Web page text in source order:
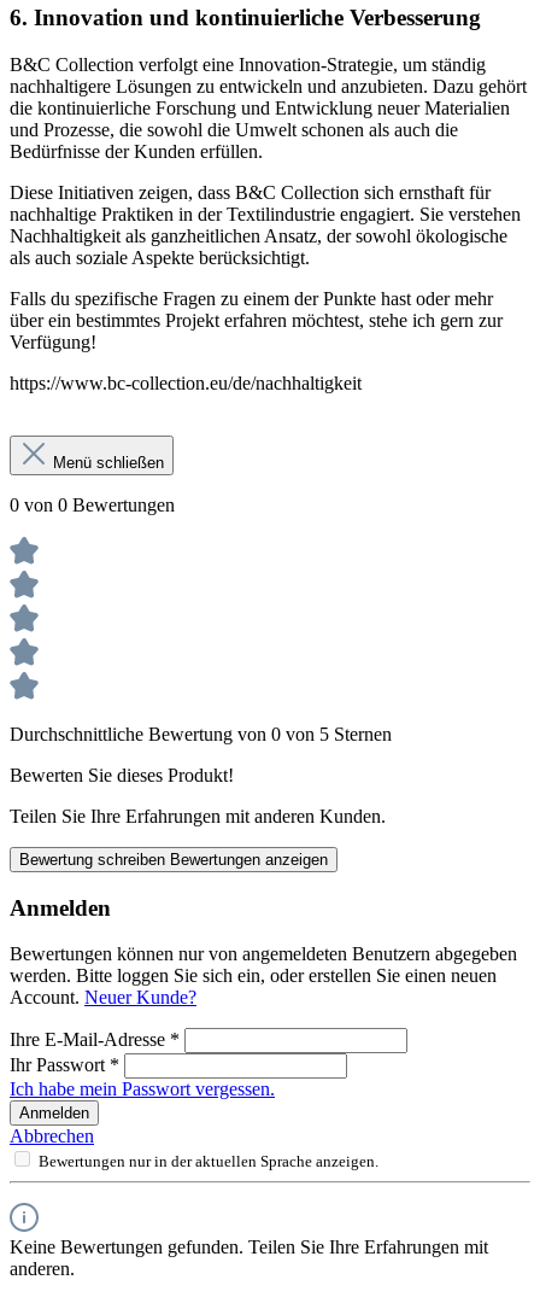
6. Innovation und kontinuierliche Verbesserung
B&C Collection verfolgt eine Innovation-Strategie, um ständig
nachhaltigere Lösungen zu entwickeln und anzubieten. Dazu gehört
die kontinuierliche Forschung und Entwicklung neuer Materialien
und Prozesse, die sowohl die Umwelt schonen als auch die
Bedürfnisse der Kunden erfüllen.
Diese Initiativen zeigen, dass B&C Collection sich ernsthaft für
nachhaltige Praktiken in der Textilindustrie engagiert. Sie verstehen
Nachhaltigkeit als ganzheitlichen Ansatz, der sowohl ökologische
als auch soziale Aspekte berücksichtigt.
Falls du spezifische Fragen zu einem der Punkte hast oder mehr
über ein bestimmtes Projekt erfahren möchtest, stehe ich gern zur
Verfügung!
https://www.bc-collection.eu/de/nachhaltigkeit
Menü schließen
0 von 0 Bewertungen
Durchschnittliche Bewertung von 0 von 5 Sternen
Bewerten Sie dieses Produkt!
Teilen Sie Ihre Erfahrungen mit anderen Kunden.
Bewertung schreiben Bewertungen anzeigen
Anmelden
Bewertungen können nur von angemeldeten Benutzern abgegeben
werden. Bitte loggen Sie sich ein, oder erstellen Sie einen neuen
Account. Neuer Kunde?
Ihre E-Mail-Adresse *
Ihr Passwort *
Ich habe mein Passwort vergessen.
Anmelden
Abbrechen
Bewertungen nur in der aktuellen Sprache anzeigen.
Keine Bewertungen gefunden. Teilen Sie Ihre Erfahrungen mit
anderen.